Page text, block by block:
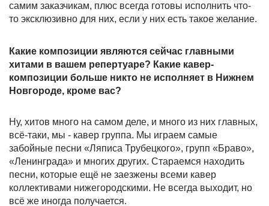
самим заказчикам, плюс всегда готовы исполнить что-
то эксклюзивно для них, если у них есть такое желание.
Какие композиции являются сейчас главными
хитами в вашем репертуаре? Какие кавер-
композиции больше никто не исполняет в Нижнем
Новгороде, кроме вас?
Ну, хитов много на самом деле, и много из них главных,
всё-таки, мы - кавер группа. Мы играем самые
забойные песни «Ляписа Трубецкого», групп «Браво»,
«Ленинграда» и многих других. Стараемся находить
песни, которые ещё не заезжены всеми кавер
коллективами нижегородскими. Не всегда выходит, но
всё же иногда получается.